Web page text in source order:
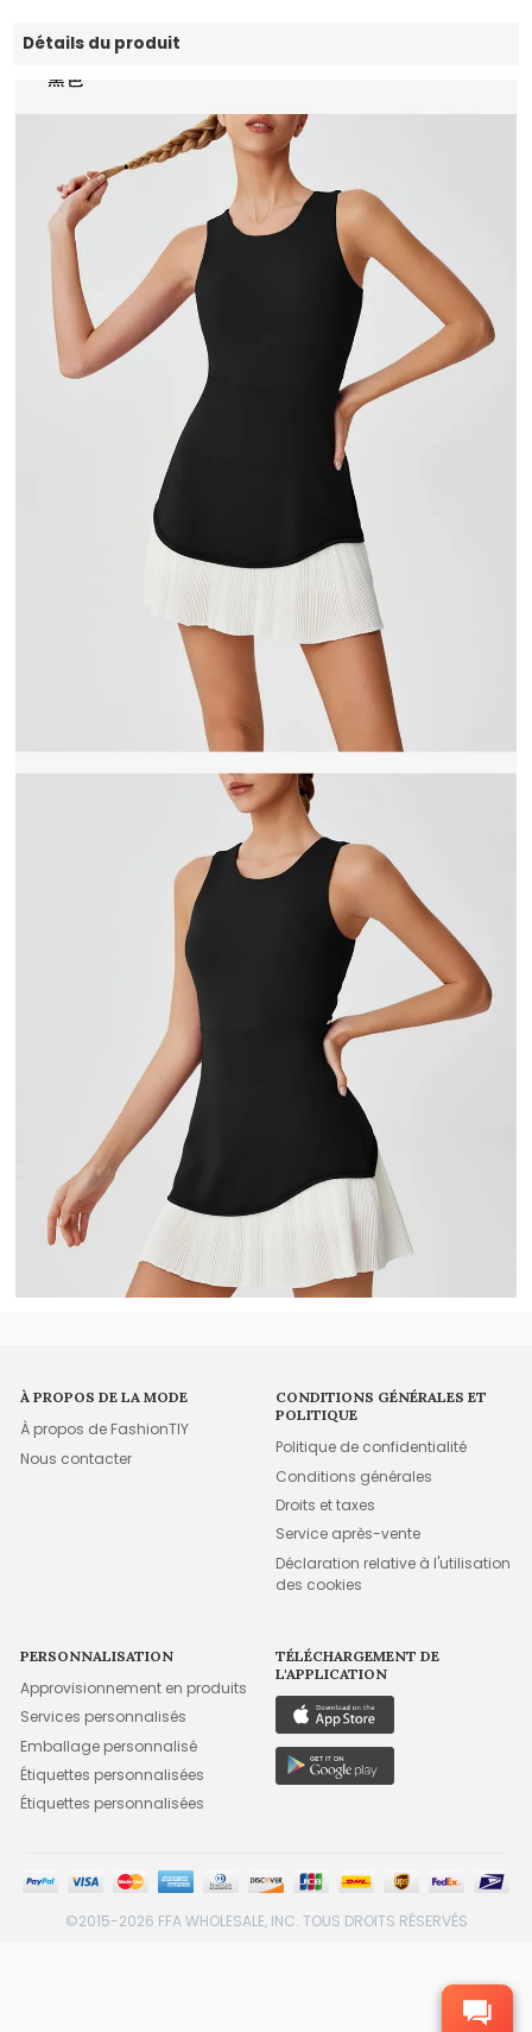
Détails du produit
À PROPOS DE LA MODE
À propos de FashionTIY
Nous contacter
CONDITIONS GÉNÉRALES ET
POLITIQUE
Politique de confidentialité
Conditions générales
Droits et taxes
Service après-vente
Déclaration relative à l'utilisation
des cookies
PERSONNALISATION
Approvisionnement en produits
Services personnalisés
Emballage personnalisé
Étiquettes personnalisées
Étiquettes personnalisées
TÉLÉCHARGEMENT DE
L'APPLICATION
©2015-2026 FFA WHOLESALE, INC. TOUS DROITS RÉSERVÉS